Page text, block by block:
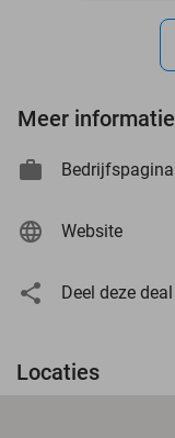
Meer informatie
Bedrijfspagina
Website
Deel deze deal
Locaties